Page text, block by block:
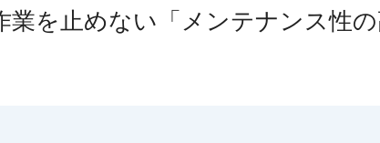
を止めない「メンテナンス性